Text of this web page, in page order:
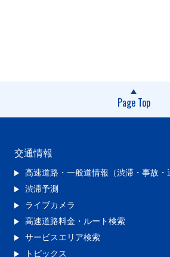
Page Top
交通情報
高速道路・一般道情報（渋滞・事故・
渋滞予測
ライブカメラ
高速道路料金・ルート検索
サービスエリア検索
トピックス